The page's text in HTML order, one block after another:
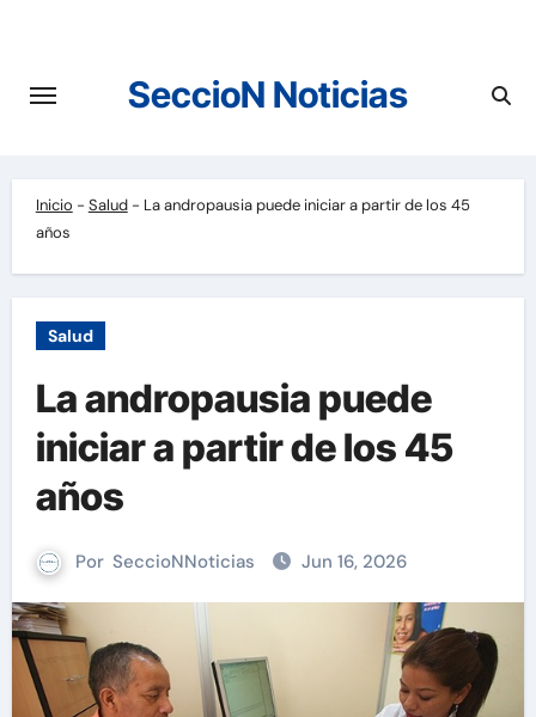
contenido
SeccioN Noticias
Inicio - Salud- La andropausia puede iniciar a partir de los 45
años
Salud
La andropausia puede
iniciar a partir de los 45
años
Por SeccioNNoticias Jun 16, 2026